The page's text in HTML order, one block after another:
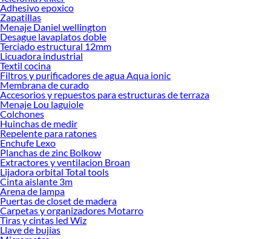
renovación de espacios. ¡Visítanos y descubre todo lo que tenemos para
ofrecerte!
Encuentra una amplia variedad de productos de Parrillas y accesorios en
Sodimac. Encuentra todo lo necesario para tus proyectos de renovación y
decoración. ¡Visítanos y haz tus ideas realidad!
Adhesivo epoxico
Zapatillas
Menaje Daniel wellington
Desague lavaplatos doble
Terciado estructural 12mm
Licuadora industrial
Textil cocina
Filtros y purificadores de agua Aqua ionic
Membrana de curado
Accesorios y repuestos para estructuras de terraza
Menaje Lou laguiole
Colchones
Huinchas de medir
Repelente para ratones
Enchufe Lexo
Planchas de zinc Bolkow
Extractores y ventilacion Broan
Lijadora orbital Total tools
Cinta aislante 3m
Arena de lampa
Puertas de closet de madera
Carpetas y organizadores Motarro
Tiras y cintas led Wiz
Llave de bujias